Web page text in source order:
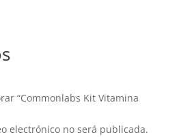
“Commonlabs Kit Vitamina
electrónico no será publicada.